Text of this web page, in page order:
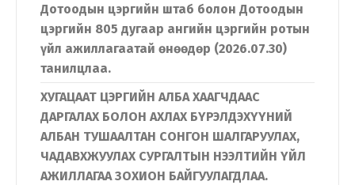
Дотоодын цэргийн штаб болон Дотоодын
цэргийн 805 дугаар ангийн цэргийн ротын
үйл ажиллагаатай өнөөдөр (2026.07.30)
танилцлаа.
ХУГАЦААТ ЦЭРГИЙН АЛБА ХААГЧДААС
ДАРГАЛАХ БОЛОН АХЛАХ БҮРЭЛДЭХҮҮНИЙ
АЛБАН ТУШААЛТАН СОНГОН ШАЛГАРУУЛАХ,
ЧАДАВХЖУУЛАХ СУРГАЛТЫН НЭЭЛТИЙН ҮЙЛ
АЖИЛЛАГАА ЗОХИОН БАЙГУУЛАГДЛАА.